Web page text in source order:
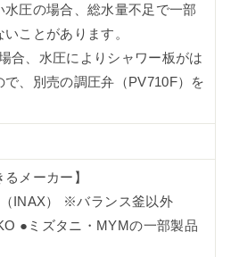
圧の場合、総水量不足で一部
ことがあります。
合、水圧によりシャワー板がは
、別売の調圧弁（PV710F）を
メーカー】
INAX） ※バランス釜以外
●ミズタニ・MYMの一部製品